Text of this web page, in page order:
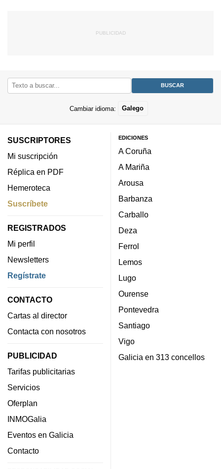
Cambiar idioma: Galego
SUSCRIPTORES
Mi suscripción
Réplica en PDF
Hemeroteca
Suscríbete
REGISTRADOS
Mi perfil
Newsletters
Regístrate
CONTACTO
Cartas al director
Contacta con nosotros
PUBLICIDAD
Tarifas publicitarias
Servicios
Oferplan
INMOGalia
Eventos en Galicia
Contacto
EDICIONES
A Coruña
A Mariña
Arousa
Barbanza
Carballo
Deza
Ferrol
Lemos
Lugo
Ourense
Pontevedra
Santiago
Vigo
Galicia en 313 concellos